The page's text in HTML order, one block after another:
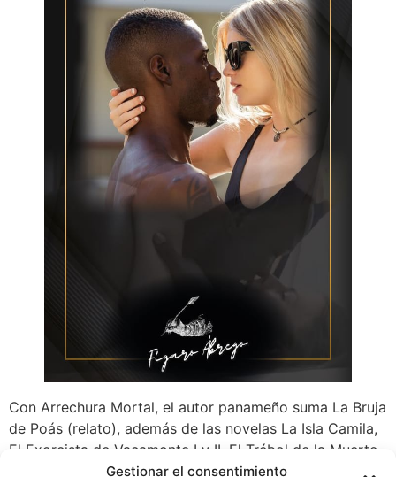
Gestionar el consentimiento
Con Arrechura Mortal, el autor panameño suma La Bruja
de Poás (relato), además de las novelas La Isla Camila,
El Exorcista de Vacamonte I y II, El Trébol de la Muerte
y La Casa Pifiosa (en cuarentena todo vale).Ábrego